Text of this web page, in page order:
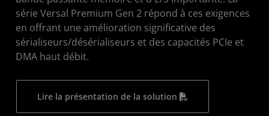
série Versal Premium Gen 2 répond à ces exigences
en offrant une amélioration significative des
sérialiseurs/désérialiseurs et des capacités PCIe et
DMA haut débit.
Lire la présentation de la solution